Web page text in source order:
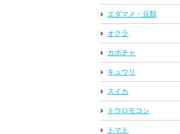
エダマメ・豆類
オクラ
カボチャ
キュウリ
スイカ
トウロモコシ
トマト